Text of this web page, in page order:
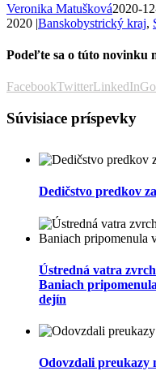
Veronika Matušková2020-
2020 |Banskobystrický kraj,
Podeľte sa o túto novinku
FacebookTwitterLinkedIn
Súvisiace príspevky
Dedičstvo predkov
Ústredná vatra
Baniach
dejín
Odovzdali preukazy